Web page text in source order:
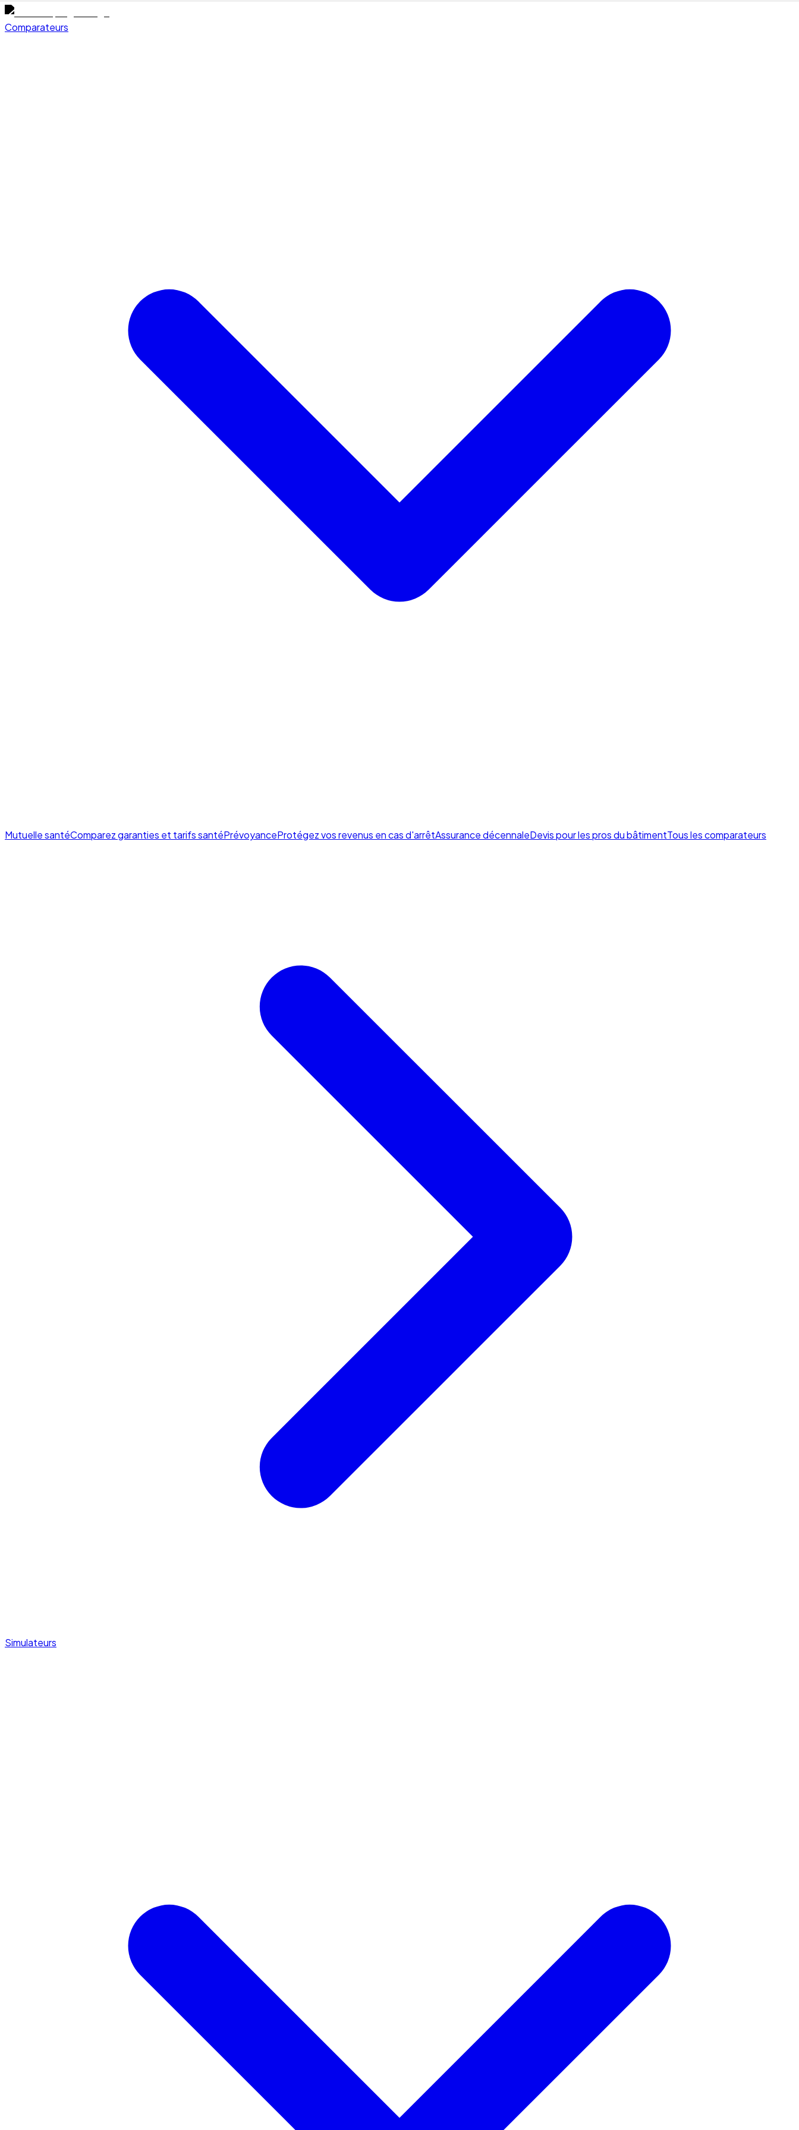
Comparateurs
Mutuelle santéComparez garanties et tarifs santéPrévoyanceProtégez vos revenus en cas d'arrêtAssurance décennaleDevis pour les pros du bâtimentTous les comparateurs
Simulateurs